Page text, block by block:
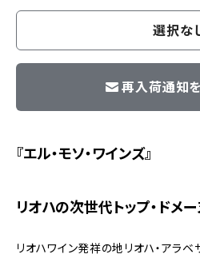
選択な
再入荷通知
『エル・モソ・ワインズ』
リオハの次世代トップ・ドメー
リオハワイン発祥の地リオハ・アラ